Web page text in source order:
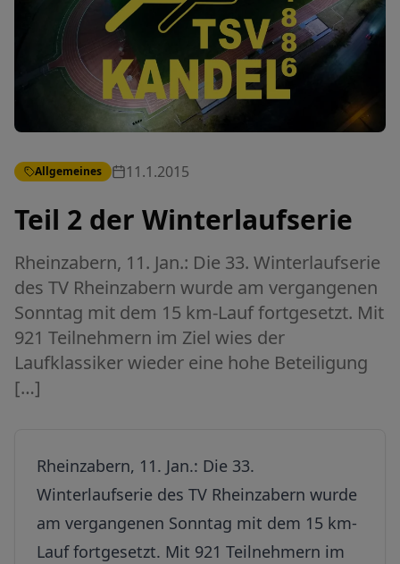
Allgemeines 11.1.2015
Teil 2 der Winterlaufserie
Rheinzabern, 11. Jan.: Die 33. Winterlaufserie
des TV Rheinzabern wurde am vergangenen
Sonntag mit dem 15 km-Lauf fortgesetzt. Mit
921 Teilnehmern im Ziel wies der
Laufklassiker wieder eine hohe Beteiligung
[…]
Rheinzabern, 11. Jan.: Die 33.
Winterlaufserie des TV Rheinzabern wurde
am vergangenen Sonntag mit dem 15 km-
Lauf fortgesetzt. Mit 921 Teilnehmern im